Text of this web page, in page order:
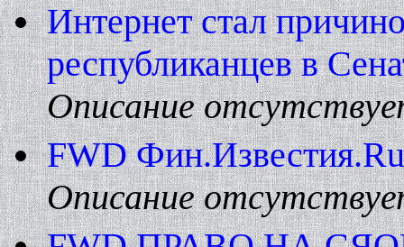
Интернет стал
республиканцев в
Описание
FWD
Описание